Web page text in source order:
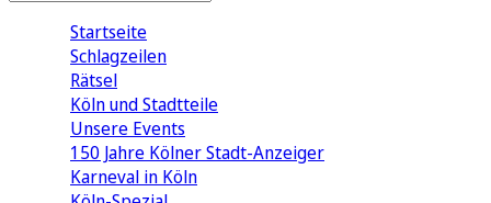
Startseite
Schlagzeilen
Rätsel
Köln und Stadtteile
Unsere Events
150 Jahre Kölner Stadt-Anzeiger
Karneval in Köln